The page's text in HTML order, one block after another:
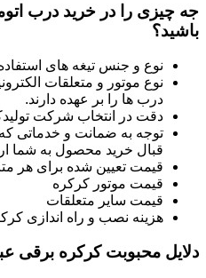
جه چیزی را در خرید درب
باشید؟
نوع و جنس تیغه های
نوع موتور و متعلقات
درب ها را بر عهده دارند.
دقت در انتخاب شرکت
توجه به ضمانت و خدماتی
قبال خرید محصول به شما
قیمت تعیین شده برای هر
قیمت موتور کرکره
قیمت سایر متعلقات
هزینه نصب و راه اندازی
دلایل محبوبت کرکره برقی